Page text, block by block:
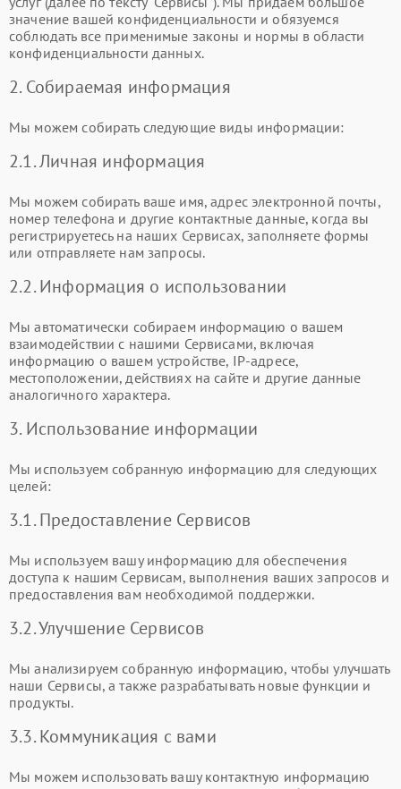
значение вашей конфиденциальности и обязуемся
соблюдать все применимые законы и нормы в области
конфиденциальности данных.
2. Собираемая информация
Мы можем собирать следующие виды информации:
2.1. Личная информация
Мы можем собирать ваше имя, адрес электронной почты,
номер телефона и другие контактные данные, когда вы
регистрируетесь на наших Сервисах, заполняете формы
или отправляете нам запросы.
2.2. Информация о использовании
Мы автоматически собираем информацию о вашем
взаимодействии с нашими Сервисами, включая
информацию о вашем устройстве, IP-адресе,
местоположении, действиях на сайте и другие данные
аналогичного характера.
3. Использование информации
Мы используем собранную информацию для следующих
целей:
3.1. Предоставление Сервисов
Мы используем вашу информацию для обеспечения
доступа к нашим Сервисам, выполнения ваших запросов и
предоставления вам необходимой поддержки.
3.2. Улучшение Сервисов
Мы анализируем собранную информацию, чтобы улучшать
наши Сервисы, а также разрабатывать новые функции и
продукты.
3.3. Коммуникация с вами
Мы можем использовать вашу контактную информацию